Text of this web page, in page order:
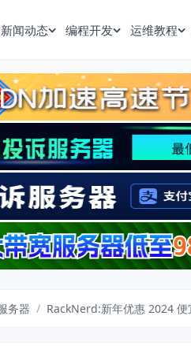
新闻动态 编程开发 运维教程
务器 / RackNerd:新年优惠 2024